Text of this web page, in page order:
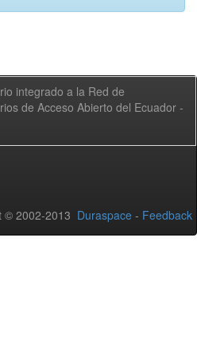
integrado a la Red de
de Acceso Abierto del Ecuador -
© 2002-2013 Duraspace - Feedback